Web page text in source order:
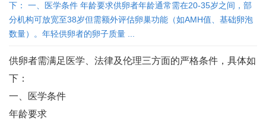
下： 一、医学条件 年龄要求‌供卵者年龄通常需在20-35岁之间，部
分机构可放宽至38岁但需额外评估卵巢功能（如AMH值、基础卵泡
数量）‌。年轻供卵者的卵子质量 ...
供卵者需满足医学、法律及伦理三方面的严格条件，具体如
下：
一、医学条件
年龄要求‌